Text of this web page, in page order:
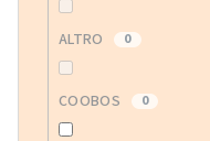
ALTRO 0
COOBOS 0